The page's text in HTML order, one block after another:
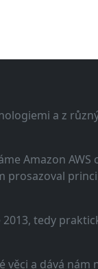
a z
Amazon
tedy
a dává